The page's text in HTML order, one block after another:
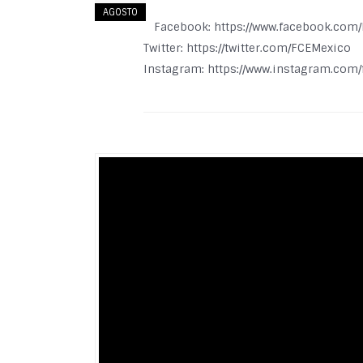
AGOSTO
Facebook: https://
Twitter: https://twitter.com/FCEMexico
Instagram: https://